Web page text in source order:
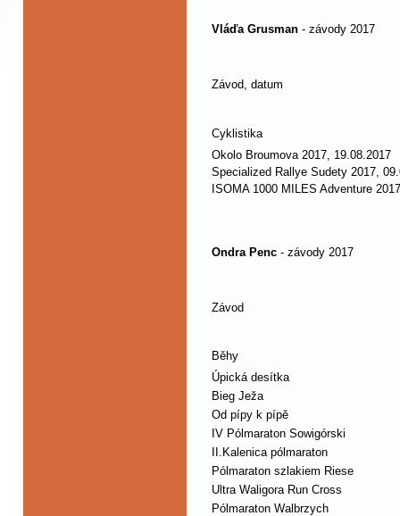
Vláďa Grusman - závody 2017
Závod, datum
Cyklistika
Okolo Broumova 2017, 19.08.2017
Specialized Rallye Sudety 2017,
ISOMA 1000 MILES Adventure
Ondra Penc - závody 2017
Závod
Běhy
Úpická desítka
Bieg Ježa
Od pípy k pípě
IV Pólmaraton Sowigórski
II.Kalenica pólmaraton
Pólmaraton szlakiem Riese
Ultra Waligora Run Cross
Pólmaraton Walbrzych